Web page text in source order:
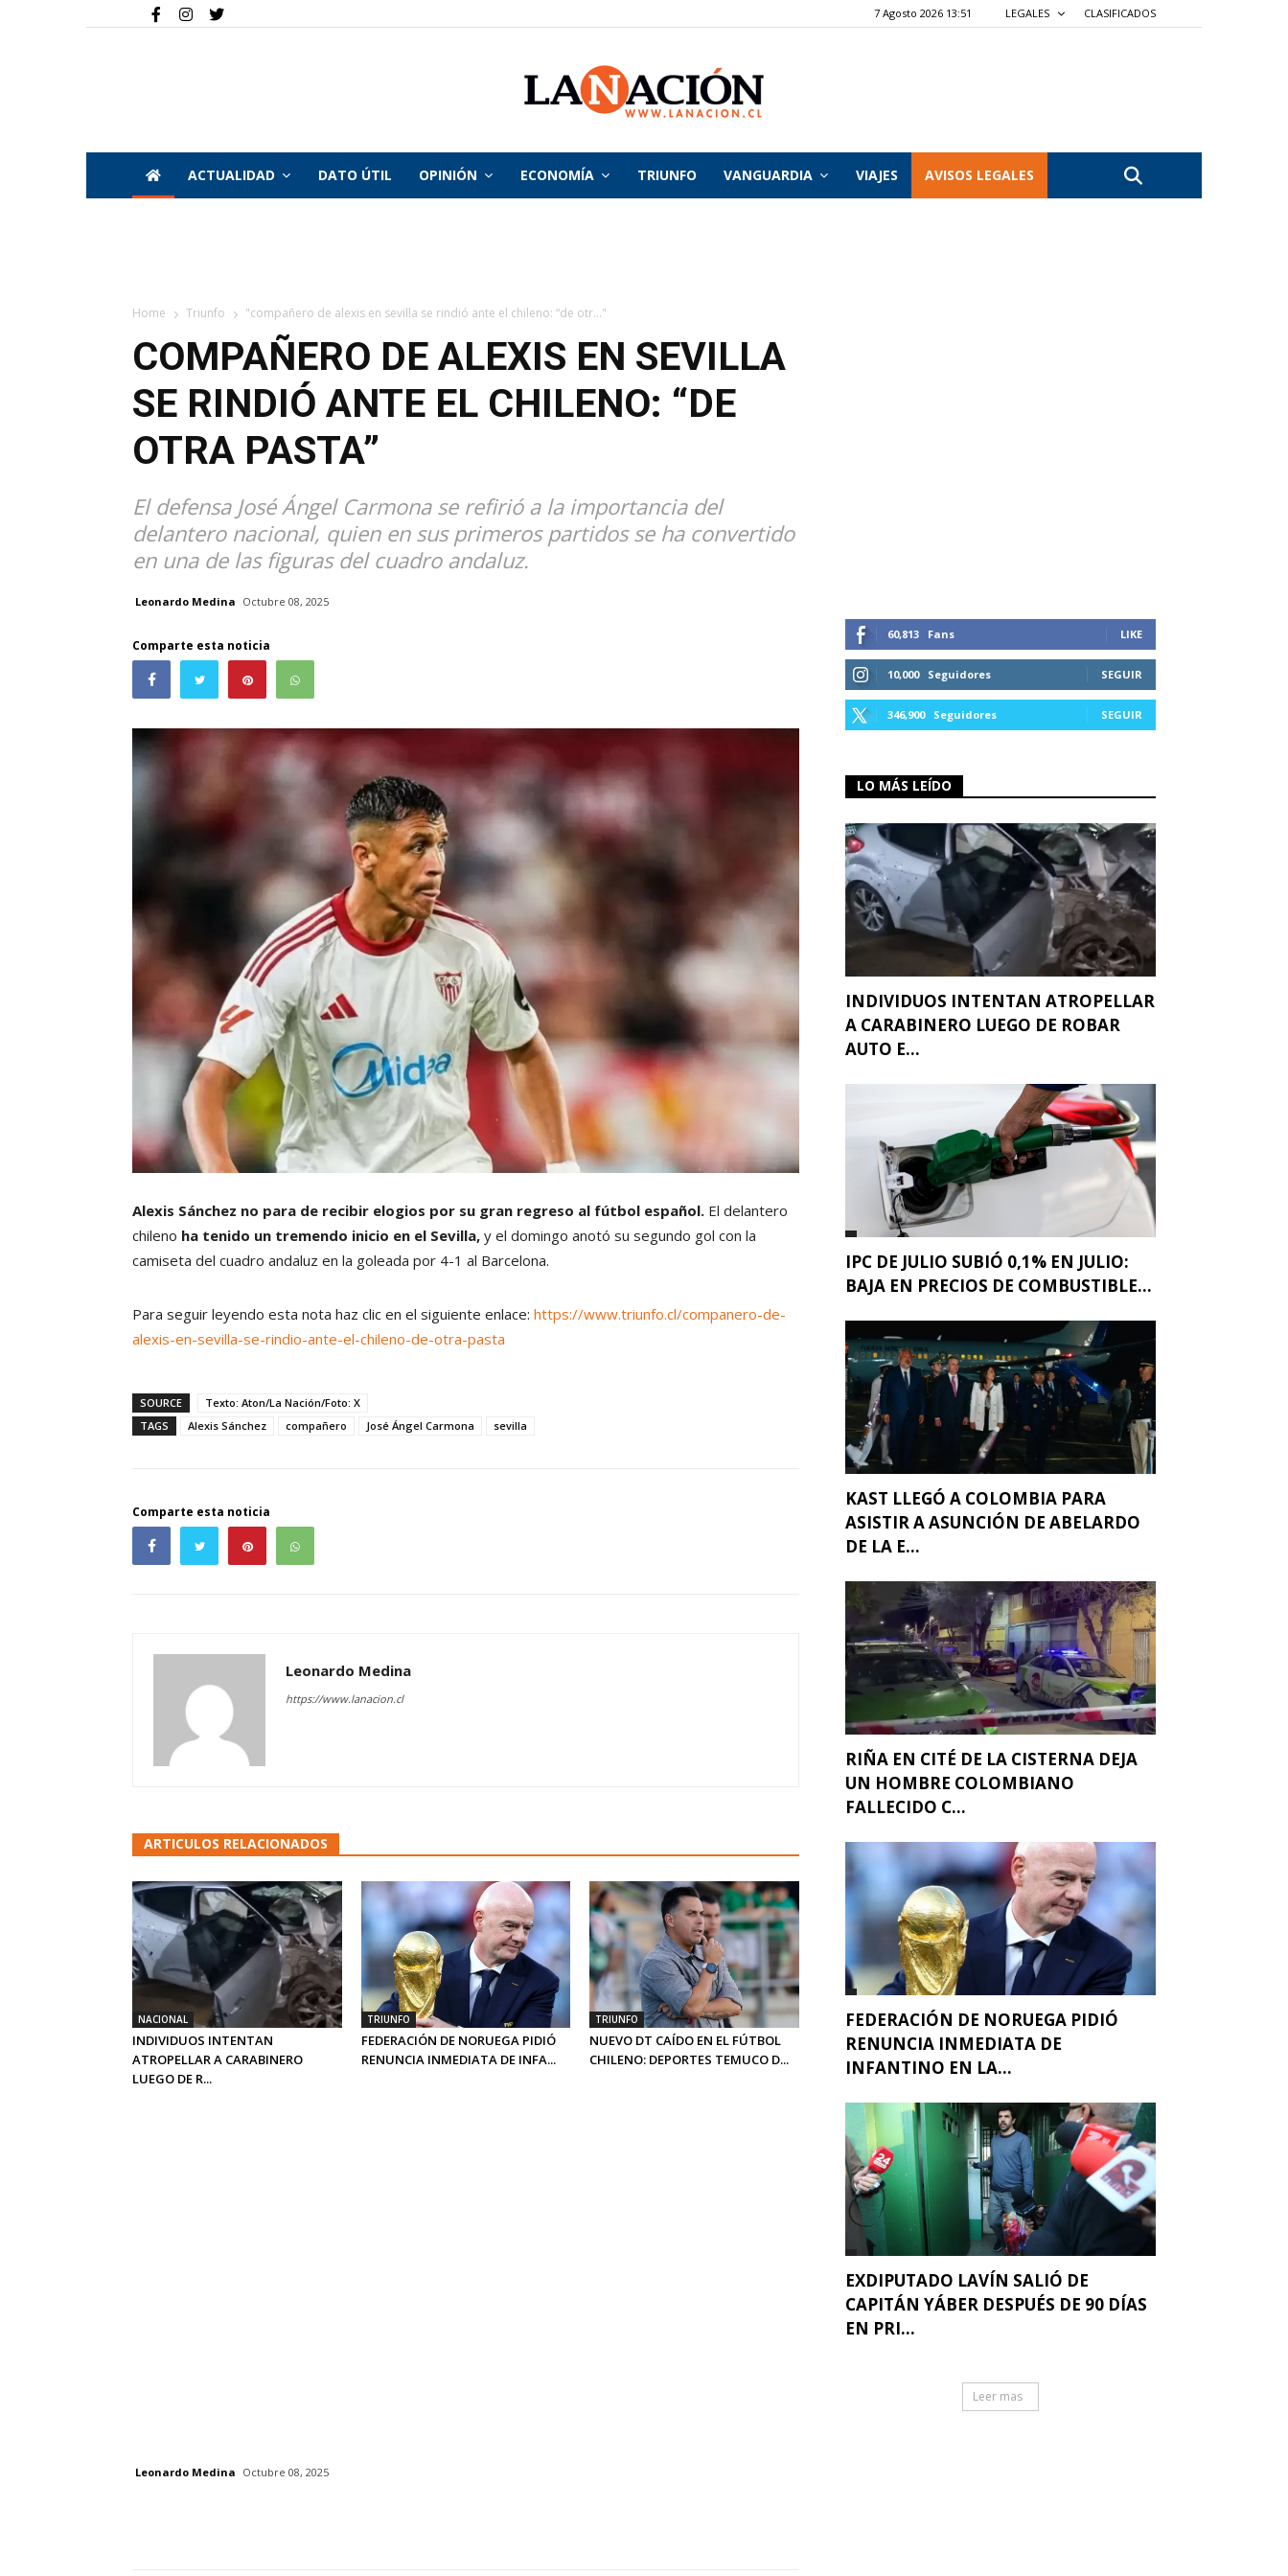
7 Agosto 2026 13:51 LEGALES CLASIFICADOS
La
ACTUALIDAD DATO ÚTIL OPINIÓN ECONOMÍA TRIUNFO VANGUARDIA VIAJES AVISOS LEGALES
Home Triunfo "compañero de alexis en sevilla se rindió ante el chileno: “de otr..."
COMPAÑERO DE ALEXIS EN SEVILLA
SE RINDIÓ ANTE EL CHILENO: “DE
OTRA PASTA”
El defensa José Ángel Carmona se refirió a la importancia del
delantero nacional, quien en sus primeros partidos se ha convertido
en una de las figuras del cuadro andaluz.
Leonardo Medina Octubre 08, 2025
Comparte esta noticia
Alexis Sánchez no para de recibir elogios por su gran regreso al fútbol español. El delantero
chileno ha tenido un tremendo inicio en el Sevilla, y el domingo anotó su segundo gol con la
camiseta del cuadro andaluz en la goleada por 4-1 al Barcelona.
Para seguir leyendo esta nota haz clic en el siguiente enlace: https://www.triunfo.cl/companero-de-
alexis-en-sevilla-se-rindio-ante-el-chileno-de-otra-pasta
SOURCE
Texto: Aton/La Nación/Foto: X
TAGS
Alexis Sánchez compañero José Ángel Carmona sevilla
Comparte esta noticia
Leonardo Medina
https://www.lanacion.cl
ARTICULOS RELACIONADOS
NACIONAL
INDIVIDUOS INTENTAN
ATROPELLAR A CARABINERO
LUEGO DE R...
TRIUNFO
FEDERACIÓN DE NORUEGA PIDIÓ
RENUNCIA INMEDIATA DE INFA...
TRIUNFO
NUEVO DT CAÍDO EN EL FÚTBOL
CHILENO: DEPORTES TEMUCO D...
60,813 Fans LIKE
10,000 Seguidores SEGUIR
346,900 Seguidores SEGUIR
LO MÁS LEÍDO
INDIVIDUOS INTENTAN ATROPELLAR
A CARABINERO LUEGO DE ROBAR
AUTO E...
IPC DE JULIO SUBIÓ 0,1% EN JULIO:
BAJA EN PRECIOS DE COMBUSTIBLE...
KAST LLEGÓ A COLOMBIA PARA
ASISTIR A ASUNCIÓN DE ABELARDO
DE LA E...
RIÑA EN CITÉ DE LA CISTERNA DEJA
UN HOMBRE COLOMBIANO
FALLECIDO C...
FEDERACIÓN DE NORUEGA PIDIÓ
RENUNCIA INMEDIATA DE
INFANTINO EN LA...
EXDIPUTADO LAVÍN SALIÓ DE
CAPITÁN YÁBER DESPUÉS DE 90 DÍAS
EN PRI...
Leer mas
Leonardo Medina Octubre 08, 2025